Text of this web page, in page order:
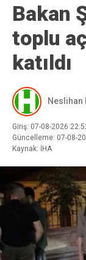
Bakan
toplu
katıldı
Neslihan
Giriş: 07-08-2026
Güncelleme: 07-08-
Kaynak: İHA